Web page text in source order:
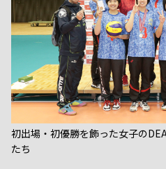
初出場・初優勝を飾った女子の
たち